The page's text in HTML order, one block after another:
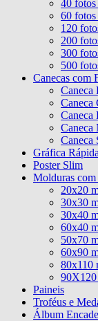
40
60
120
200
300
500
Canecas com
Caneca
Caneca
Caneca
Caneca
Caneca
Gráfica Rápida
Poster Slim
Molduras
20x20
30x30
30x40
60x40
50x70
60x90
80x110
90X120
Paineis
Troféus e
Álbum